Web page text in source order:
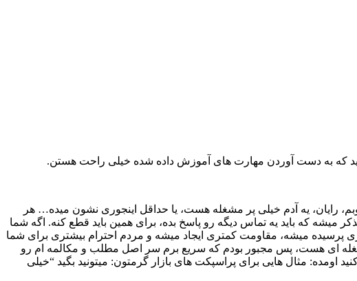
که به دست آوردن مهارت های آموزش داده شده خیلی راحت هستن.
رایان، یه آدم خیلی پر مشغله هست، یا حداقل اینجوری نشون میده… هر
که باید یه تماس دیگه رو پاسخ بده، برای همین باید قطع کنه. اگه شما
پرسیده میشه، مقاومت کمتری ایجاد میشه و مردم احترام بیشتری برای شما
مشغله ای هست، پس مجبور بودم که سریع برم سر اصل مطلب و مکالمه ام رو
اومده: مثال هایی برای پراسپکت های بازار گرمتون: میتونید بگید “خیلی